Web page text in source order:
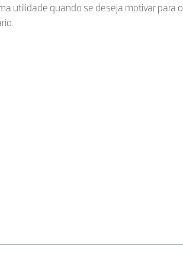
utilidade quando se deseja motivar para o